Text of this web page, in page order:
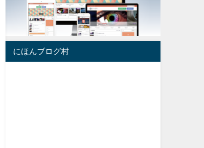
にほんブログ村